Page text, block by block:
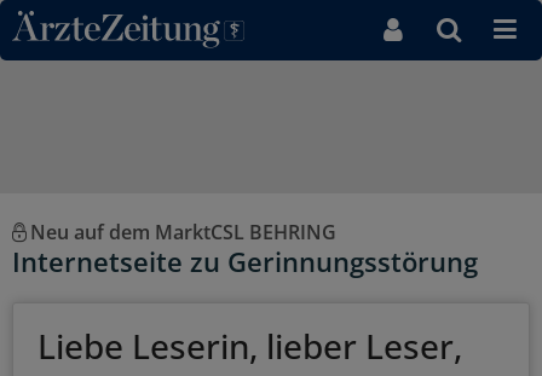
Direkt zum Inhaltsbereich
Neu auf dem MarktCSL BEHRING
Internetseite zu Gerinnungsstörung
Liebe Leserin, lieber Leser,